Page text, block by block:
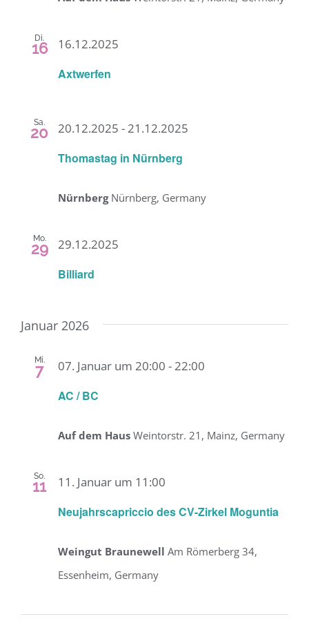
Di.
16
Axtwerfen
16.12.2025
Sa.
20
Thomastag in Nürnberg
20.12.2025 -21.12.2025
Nürnberg Nürnberg, Germany
Mo.
29
Billiard
29.12.2025
Januar 2026
Mi.
7
AC / BC
07. Januar um 20:00 -22:00
Auf dem Haus Weintorstr. 21, Mainz, Germany
So.
11
Neujahrscapriccio des CV-Zirkel Moguntia
11. Januar um 11:00
Weingut Braunewell Am Römerberg 34,
Essenheim, Germany